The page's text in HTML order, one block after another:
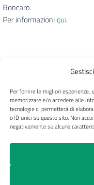
Per fornire le migliori esperienze,
memorizzare e/o accedere alle
tecnologie ci permetterà di
o ID unici su questo sito. Non
negativamente su alcune
Roncaro.
Per informazioniqui.
CRAL
Privacy Trasparenza
Cookie Policy (UE)